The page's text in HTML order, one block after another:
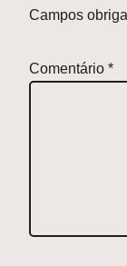
Campos
Comentário *